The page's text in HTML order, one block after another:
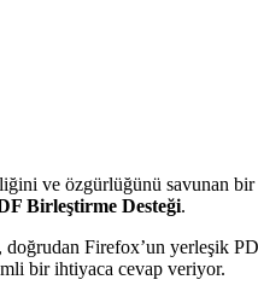
ve özgürlüğünü
Birleştirme Desteği.
doğrudan Firefox’un
bir ihtiyaca cevap veriyor.